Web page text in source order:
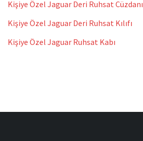
Kişiye Özel Jaguar Deri Ruhsat Cüzdanı
Kişiye Özel Jaguar Deri Ruhsat Kılıfı
Kişiye Özel Jaguar Ruhsat Kabı